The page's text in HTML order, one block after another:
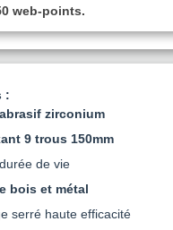
:
zirconium
9 trous 150mm
de vie
bois et métal
serré haute efficacité
web-points.